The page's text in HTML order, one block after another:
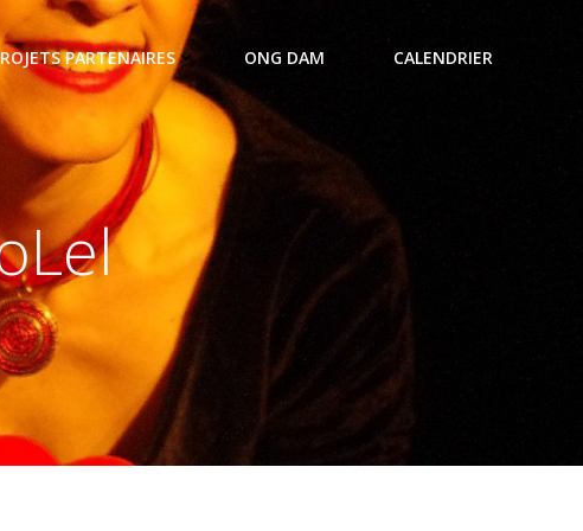
PARTENAIRES ONG DAM CALENDRIER